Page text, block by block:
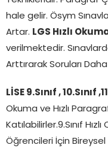
hale gelir. Ösym
Artar. LGS Hızlı
verilmektedir.
Arttırarak Soruları
LİSE 9.Sınıf , 10.Sınıf
Okuma ve Hızlı
Katılabilirler.9.Sınıf Hızlı
Öğrencileri İçin